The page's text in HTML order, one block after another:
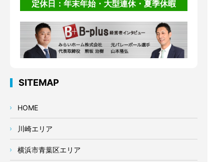
定休日：年末年始・大型連休・夏季休暇
SITEMAP
HOME
川崎エリア
横浜市青葉区エリア